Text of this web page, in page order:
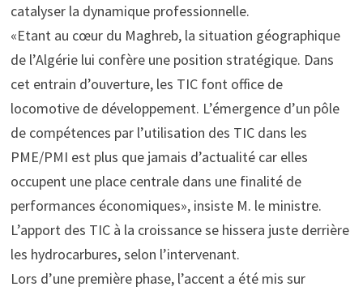
catalyser la dynamique professionnelle.
«Etant au cœur du Maghreb, la situation géographique
de l’Algérie lui confère une position stratégique. Dans
cet entrain d’ouverture, les TIC font office de
locomotive de développement. L’émergence d’un pôle
de compétences par l’utilisation des TIC dans les
PME/PMI est plus que jamais d’actualité car elles
occupent une place centrale dans une finalité de
performances économiques», insiste M. le ministre.
L’apport des TIC à la croissance se hissera juste derrière
les hydrocarbures, selon l’intervenant.
Lors d’une première phase, l’accent a été mis sur